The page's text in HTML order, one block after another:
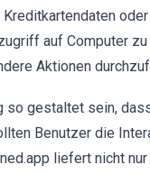
auf Computer
Aktionen
so gestaltet sein,
Benutzer die
liefert nicht